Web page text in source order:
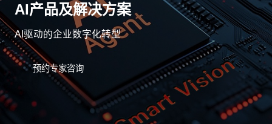
AI产品及解决方案
AI驱动的企业数字化转型
预约专家咨询